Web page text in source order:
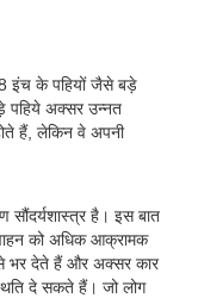
इंच के पहियों जैसे बड़े
अक्सर उन्नत
हैं, लेकिन वे अपनी
सौंदर्यशास्त्र है। इस बात
को अधिक आक्रामक
से भर देते हैं और अक्सर कार
दे सकते हैं। जो लोग